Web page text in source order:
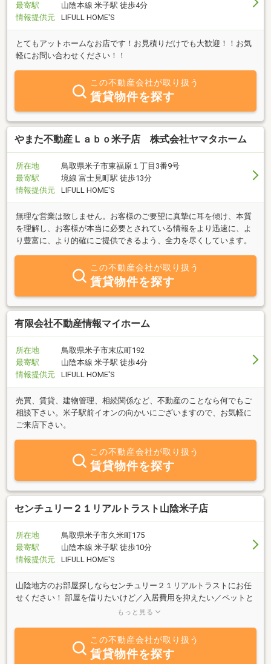
最寄駅
山陰本線 米子駅 徒歩4分
情報提供元
LIFULL HOME'S
とてもアットホームなお店です！お見積りだけでも大歓迎！！お気
軽にお問い合わせください！！
この不動産会社が取り扱う
賃貸物件を探す
やまた不動産Ｌａｂｏ米子店 株式会社ヤマタホーム
所在地
鳥取県米子市東福原１丁目3番9号
最寄駅
境線 富士見町駅 徒歩13分
情報提供元
LIFULL HOME'S
無理な営業は致しません。お客様のご要望に真摯に耳を傾け、本質
を理解し、お客様が本当に必要とされている情報をより迅速に、よ
り豊富に、より的確にご提供できるよう、全力を尽くしています。
この不動産会社が取り扱う
賃貸物件を探す
有限会社不動産情報マイホーム
所在地
鳥取県米子市末広町192
最寄駅
山陰本線 米子駅 徒歩4分
情報提供元
LIFULL HOME'S
売買、賃貸、建物管理、相続関係など、不動産のことなら何でもご
相談下さい。米子駅前イオンの向かいにございますので、お気軽に
ご来店下さい。
この不動産会社が取り扱う
賃貸物件を探す
センチュリー２１リアルトラスト山陰米子店
所在地
鳥取県米子市久米町175
最寄駅
山陰本線 米子駅 徒歩10分
情報提供元
LIFULL HOME'S
山陰地方のお部屋探しならセンチュリー２１リアルトラストにお任
せください！ 部屋を借りたいけど／入居費用を抑えたい／ペットと
一緒に暮らしたい／保証人がいないetcそんなお悩み、当社で解決致
もっと見る
この不動産会社が取り扱う
賃貸物件を探す